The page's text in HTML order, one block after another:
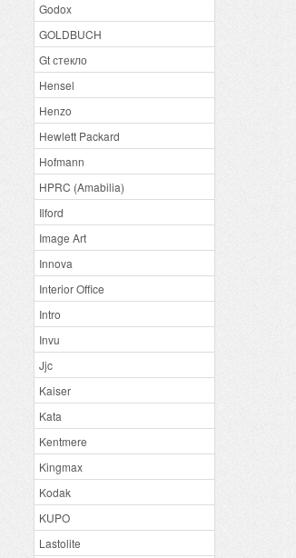
Godox
GOLDBUCH
Gt стекло
Hensel
Henzo
Hewlett Packard
Hofmann
HPRC (Amabilia)
Ilford
Image Art
Innova
Interior Office
Intro
Invu
Jjc
Kaiser
Kata
Kentmere
Kingmax
Kodak
KUPO
Lastolite